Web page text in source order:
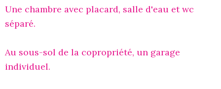
Une chambre avec placard, salle d'eau et wc
séparé.
Au sous-sol de la copropriété, un garage
individuel.